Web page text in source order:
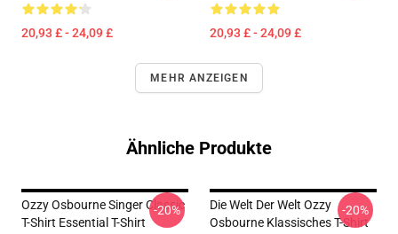
20,93 £ - 24,09 £ 20,93 £ - 24,09 £
MEHR ANZEIGEN
Ähnliche Produkte
Ozzy Osbourne Singer Classic
T-Shirt Essential T-Shirt
-20%
Die Welt Der Welt Ozzy
Osbourne Klassisches T-Shirt
-20%